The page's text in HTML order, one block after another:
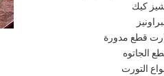
كيك
قطع مدورة
الجاتوه
التورت